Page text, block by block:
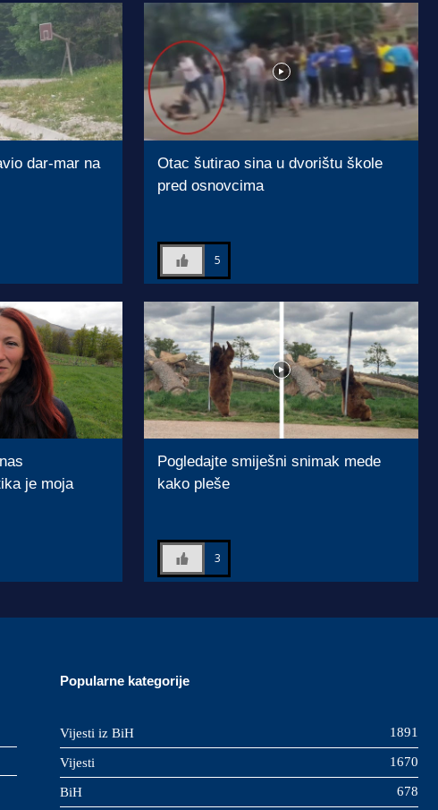
dar-mar na
Otac šutirao sina u dvorištu škole
pred osnovcima
5
je moja
Pogledajte smiješni snimak mede
kako pleše
3
Popularne kategorije
Vijesti iz BiH 1891
Vijesti 1670
BiH 678